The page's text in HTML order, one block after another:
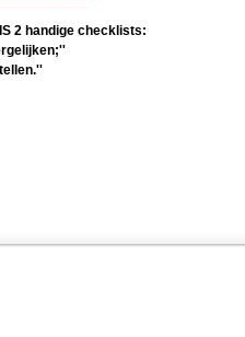
2 handige checklists: